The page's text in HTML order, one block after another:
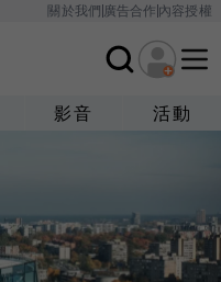
關於我們廣告合作內容授權
影音 活動